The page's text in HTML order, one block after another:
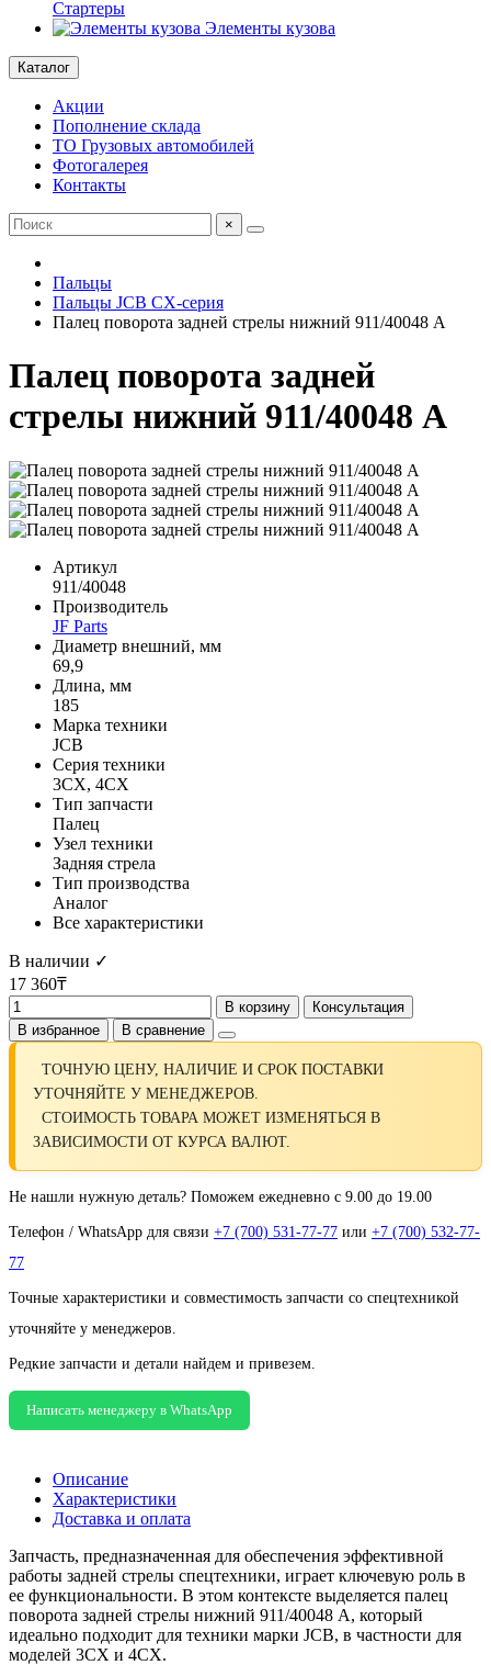
Стартеры
Элементы кузова
Каталог
Акции
Пополнение склада
ТО Грузовых автомобилей
Фотогалерея
Контакты
×
Пальцы
Пальцы JCB CX-серия
Палец поворота задней стрелы нижний 911/40048 А
Палец поворота задней
стрелы нижний 911/40048 А
Артикул
911/40048
Производитель
JF Parts
Диаметр внешний, мм
69,9
Длина, мм
185
Марка техники
JCB
Серия техники
3CX, 4CX
Тип запчасти
Палец
Узел техники
Задняя стрела
Тип производства
Аналог
Все характеристики
В наличии ✓
17 360₸
В корзину
Консультация
В избранное
В сравнение
ТОЧНУЮ ЦЕНУ, НАЛИЧИЕ И СРОК ПОСТАВКИ
УТОЧНЯЙТЕ У МЕНЕДЖЕРОВ.
СТОИМОСТЬ ТОВАРА МОЖЕТ ИЗМЕНЯТЬСЯ В
ЗАВИСИМОСТИ ОТ КУРСА ВАЛЮТ.
Не нашли нужную деталь? Поможем ежедневно с 9.00 до 19.00
Телефон / WhatsApp для связи +7 (700) 531-77-77 или +7 (700) 532-77-
77
Точные характеристики и совместимость запчасти со спецтехникой
уточняйте у менеджеров.
Редкие запчасти и детали найдем и привезем.
Написать менеджеру в WhatsApp
Описание
Характеристики
Доставка и оплата
Запчасть, предназначенная для обеспечения эффективной
работы задней стрелы спецтехники, играет ключевую роль в
ее функциональности. В этом контексте выделяется палец
поворота задней стрелы нижний 911/40048 А, который
идеально подходит для техники марки JCB, в частности для
моделей 3CX и 4CX.